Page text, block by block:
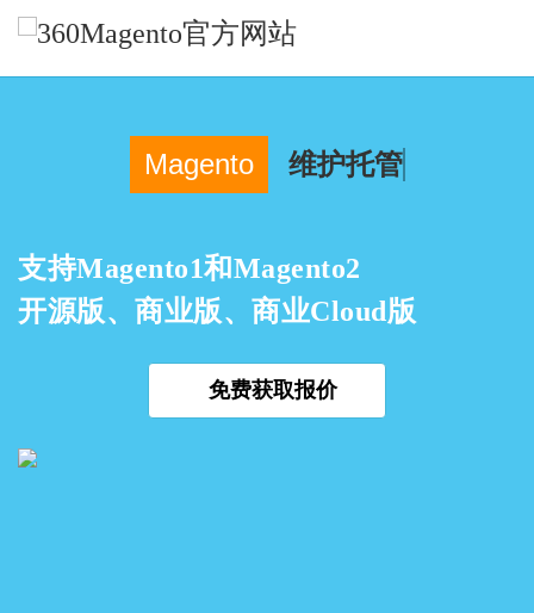
Magento网站设计
Magento网站开发
Magento迁移
Magento App开发
Magento技术支持
博客
Magento 维护托管
支持Magento1和Magento2
开源版、商业版、商业Cloud版
免费获取报价